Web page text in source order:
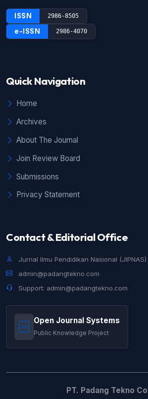
ISSN 2986-8505
e-ISSN 2986-4070
Quick Navigation
Home
Archives
About The Journal
Join Review Board
Submissions
Privacy Statement
Contact & Editorial Office
Jurnal Ilmu Pendidikan Nasional (JIPNAS)
admin@padangtekno.com
Support: admin@padangtekno.com
Open Journal Systems
Public Knowledge Project
PT. Padang Tekno